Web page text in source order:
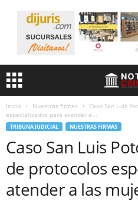
Inicio Nuestras firmas
Caso San Luis
especializados para atender a...
TRIBUNA JUDICIAL NUESTRAS FIRMAS
Caso San Luis
de protocolos
atender a las